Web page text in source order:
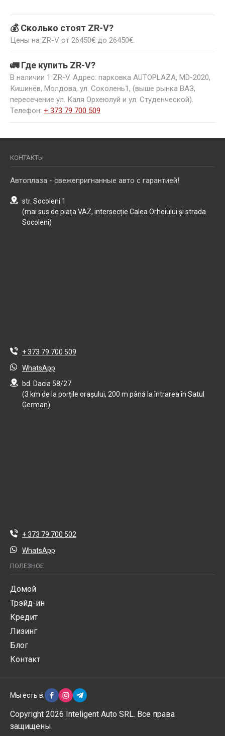
💰 Сколько стоят ZR-V?
Цены на ZR-V от 26450€ до 26450€.
🚛 Где купить ZR-V?
В наличии 1 ZR-V. Адрес: парковка AUTOPLAZA, MD-2020,
Кишинёв, Молдова, ул. Соколень1, (выше рынка ВАЗ,
пересечение ул. Каля Орхеюлуй и ул. Студенческой).
Телефон: + 373 79 700 509
КОНТАКТЫ
Автоплаза - свежепригнанные авто с гарантией!
str. Socoleni 1
(mai sus de piața VAZ, intersecție Calea Orheiului și strada
Socoleni)
+ 373 79 700 509
WhatsApp
bd. Dacia 58/27
(3 km de la porțile orașului, 200 m până la întrarea în Satul
German)
+ 373 79 700 502
WhatsApp
ПОЛЕЗНОЕ
Домой
Трэйд-ин
Кредит
Лизинг
Блог
Контакт
Мы есть в:
Copyright 2026 Inteligent Auto SRL. Все права
защищены.